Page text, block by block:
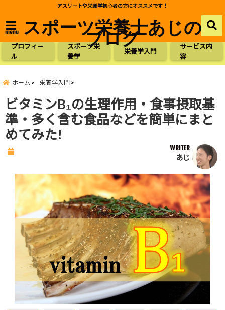
アスリートや栄養学初心者の方にオススメです！
menu スポーツ栄養士あじの
ブログ
プロフィー
ル
スポーツ栄
養学
栄養学入門
サービス内
容
ホーム 栄養学入門
ビタミンB₁の生理作用・食事摂取基
準・多く含む食品などを簡単にまと
めてみた!
WRITER
あじ